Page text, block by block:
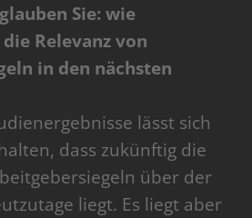
Sie: wie
Relevanz von
in den nächsten
lässt sich
dass zukünftig die
über der
liegt. Es liegt aber